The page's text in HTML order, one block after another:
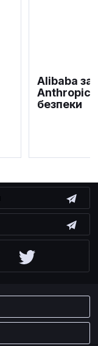
Alibaba
Anthropic
безпеки